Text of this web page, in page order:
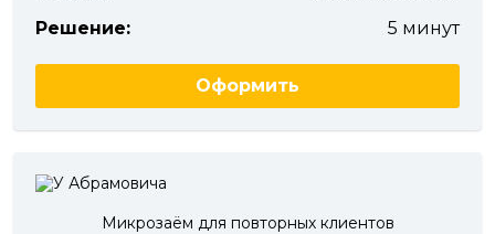
Решение:
5 минут
Оформить
Микрозаём для повторных клиентов